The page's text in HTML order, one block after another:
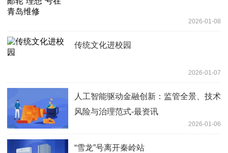
2026-01-08
传统文化进校园
2026-01-07
人工智能驱动金融创新：监管全景、技术
风险与治理范式-最资讯
2026-01-06
“雪龙”号离开秦岭站